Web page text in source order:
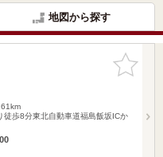
地図から探す
お気に入
りに追加
徒歩8分東北自動車道福島飯坂ICか